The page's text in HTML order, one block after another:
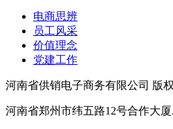
电商思辨
员工风采
价值理念
党建工作
河南省供销电子商务有限公司 版
河南省郑州市纬五路12号合作大